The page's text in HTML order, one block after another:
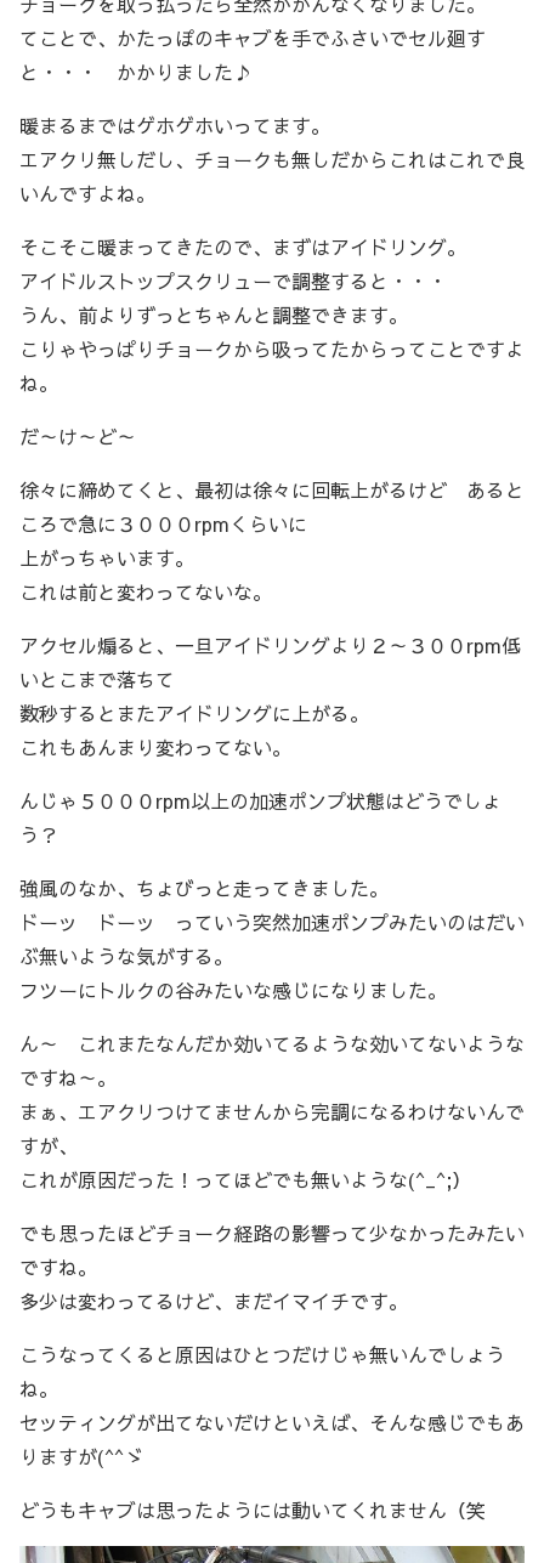
てことで、かたっぽのキャブを手でふさいでセル廻す
と・・・ かかりました♪
暖まるまではゲホゲホいってます。
エアクリ無しだし、チョークも無しだからこれはこれで良
いんですよね。
そこそこ暖まってきたので、まずはアイドリング。
アイドルストップスクリューで調整すると・・・
うん、前よりずっとちゃんと調整できます。
こりゃやっぱりチョークから吸ってたからってことですよ
ね。
だ～け～ど～
徐々に締めてくと、最初は徐々に回転上がるけど あると
ころで急に３０００rpmくらいに
上がっちゃいます。
これは前と変わってないな。
アクセル煽ると、一旦アイドリングより２～３００rpm低
いとこまで落ちて
数秒するとまたアイドリングに上がる。
これもあんまり変わってない。
んじゃ５０００rpm以上の加速ポンプ状態はどうでしょ
う？
強風のなか、ちょびっと走ってきました。
ドーッ ドーッ っていう突然加速ポンプみたいのはだい
ぶ無いような気がする。
フツーにトルクの谷みたいな感じになりました。
ん～ これまたなんだか効いてるような効いてないような
ですね～。
まぁ、エアクリつけてませんから完調になるわけないんで
すが、
これが原因だった！ってほどでも無いような(^_^;）
でも思ったほどチョーク経路の影響って少なかったみたい
ですね。
多少は変わってるけど、まだイマイチです。
こうなってくると原因はひとつだけじゃ無いんでしょう
ね。
セッティングが出てないだけといえば、そんな感じでもあ
りますが(^^ゞ
どうもキャブは思ったようには動いてくれません（笑